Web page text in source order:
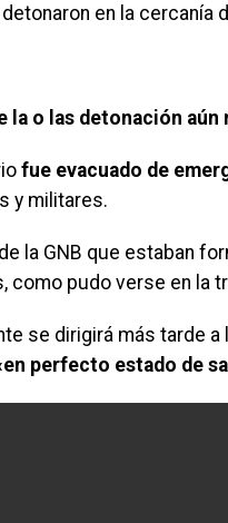
en la cercanía
la o las detonación aún
fue evacuado de
y militares.
la GNB que estaban
como pudo verse en la
se dirigirá más tarde
perfecto estado de